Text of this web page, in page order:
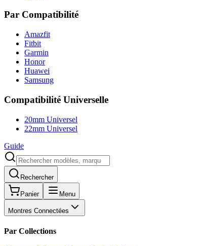
Par Compatibilité
Amazfit
Fitbit
Garmin
Honor
Huawei
Samsung
Compatibilité Universelle
20mm Universel
22mm Universel
Guide
Rechercher
Panier Menu
Montres Connectées
Par Collections